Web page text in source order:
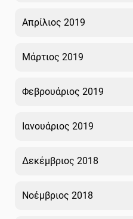
Απρίλιος 2019
Μάρτιος 2019
Φεβρουάριος 2019
Ιανουάριος 2019
Δεκέμβριος 2018
Νοέμβριος 2018